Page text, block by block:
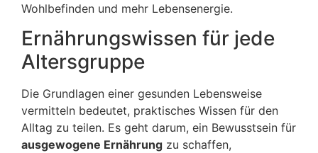
Wohlbefinden und mehr Lebensenergie.
Ernährungswissen für jede
Altersgruppe
Die Grundlagen einer gesunden Lebensweise
vermitteln bedeutet, praktisches Wissen für den
Alltag zu teilen. Es geht darum, ein Bewusstsein für
ausgewogene Ernährung zu schaffen,